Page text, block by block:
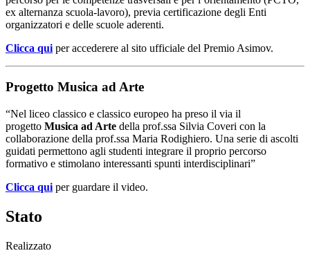
ex alternanza scuola-lavoro), previa certificazione degli Enti
organizzatori e delle scuole aderenti.
Clicca qui per accederere al sito ufficiale del Premio Asimov.
Progetto Musica ad Arte
“Nel liceo classico e classico europeo ha preso il via il
progetto Musica ad Arte della prof.ssa Silvia Coveri con la
collaborazione della prof.ssa Maria Rodighiero. Una serie di ascolti
guidati permettono agli studenti integrare il proprio percorso
formativo e stimolano interessanti spunti interdisciplinari”
Clicca qui per guardare il video.
Stato
Realizzato